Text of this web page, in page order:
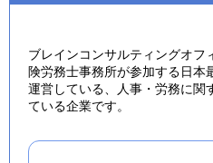
ブレインコンサルティングオフ
険労務士事務所が参加する日本
運営している、人事・労務に関
ている企業です。